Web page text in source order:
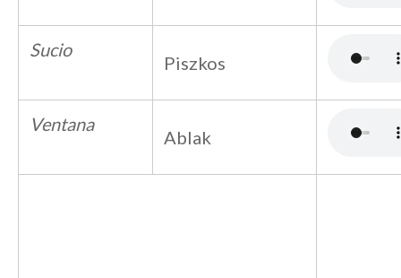
Sucio
Piszkos
Ventana
Ablak